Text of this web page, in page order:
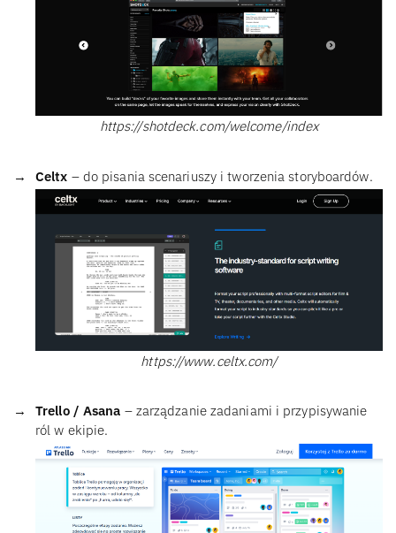
https://shotdeck.com/welcome/index
Celtx – do pisania scenariuszy i tworzenia storyboardów.
https://www.celtx.com/
Trello / Asana – zarządzanie zadaniami i przypisywanie
ról w ekipie.